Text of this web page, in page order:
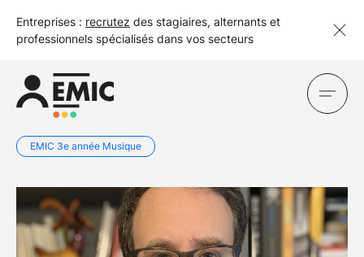
Entreprises : recrutez des stagiaires, alternants et
professionnels spécialisés dans vos secteurs
EMIC 3e année Musique